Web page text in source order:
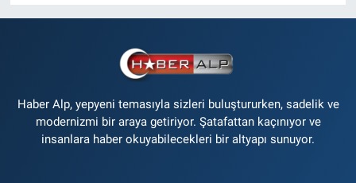
Haber Alp, yepyeni temasıyla sizleri buluştururken, sadelik ve
modernizmi bir araya getiriyor. Şatafattan kaçınıyor ve
insanlara haber okuyabilecekleri bir altyapı sunuyor.